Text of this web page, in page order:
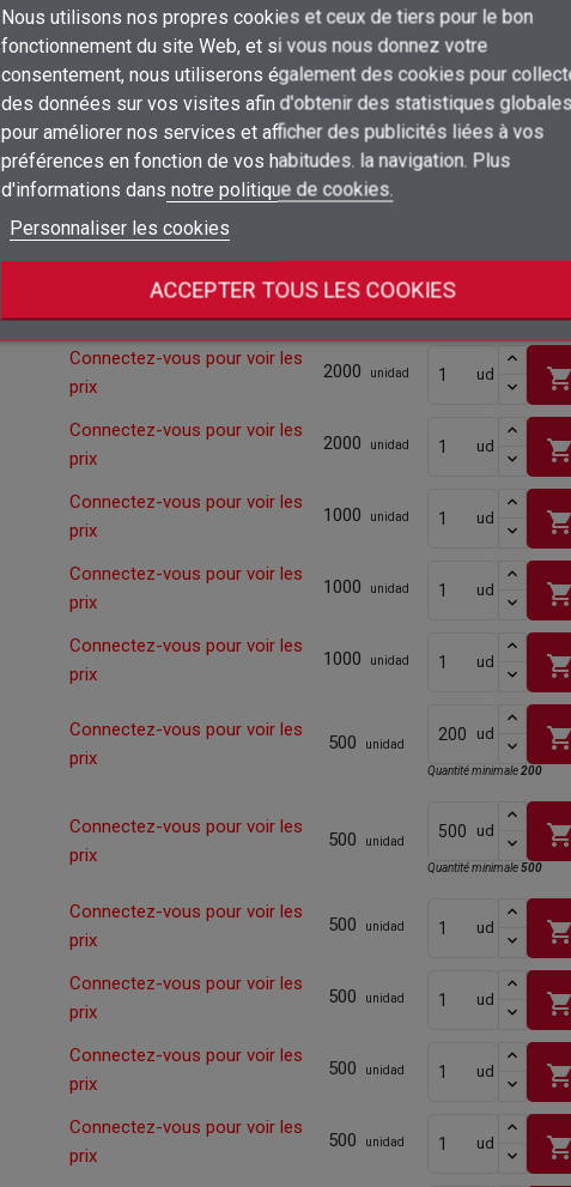
Ajouter à ma liste d'envies ×
add_circle_outline
Créer une nouvelle liste
Créer une liste d'envies ×
Nom de la liste d'envies
Annuler
Connexion
Vous devez être connecté pour ajouter des produits à votre liste d'envies.
Nous utilisons nos propres cookies et ceux de tiers pour le bon
fonctionnement du site Web, et si vous nous donnez votre
consentement, nous utiliserons également des cookies pour
des données sur vos visites afin d'obtenir des statistiques globales
pour améliorer nos services et afficher des publicités liées à vos
préférences en fonction de vos habitudes. la navigation. Plus
d'informations dans notre politique de cookies.
Personnaliser les cookies
ACCEPTER TOUS LES COOKIES
prix
2000 unidad ud
Connectez-vous pour voir les
prix
2000 ud
Connectez-vous pour voir les
prix
2000 unidad ud
prix
Connectez-vous pour voir les
prix
2000 unidad
Connectez-vous pour voir les
prix
2000 unidad ud shopping_cart
Connectez-vous pour voir les
prix
2000 unidad ud shopping_cart
Connectez-vous pour voir les
prix
1000 unidad ud shopping_cart
Connectez-vous pour voir les
prix
1000 unidad ud shopping_cart
Connectez-vous pour voir les
prix
1000 unidad ud shopping_cart
Connectez-vous pour voir les
prix
500 unidad
ud shopping_cart
Quantité minimale200
Connectez-vous pour voir les
prix
500 unidad
ud shopping_cart
Quantité minimale500
Connectez-vous pour voir les
prix
500 unidad ud shopping_cart
Connectez-vous pour voir les
prix
500 unidad ud shopping_cart
Connectez-vous pour voir les
prix
500 unidad ud shopping_cart
Connectez-vous pour voir les
prix
500 unidad ud shopping_cart